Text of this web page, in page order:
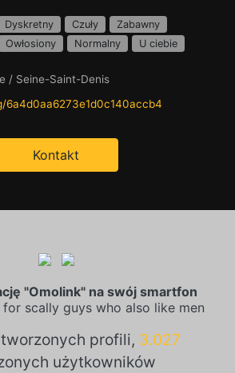
Dyskretny Czuły
Zabawny
Owłosiony Normalny U ciebie
/ Seine-Saint-Denis
6a4d0aa6273e1d0c140accb4
Kontakt
"Omolink" na swój smartfon
scally guys who also like men
profili, 3.027
użytkowników